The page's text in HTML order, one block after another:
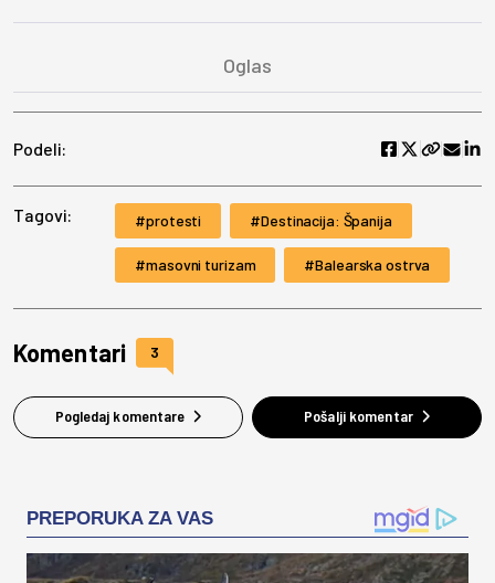
Podeli:
Tagovi: protesti Destinacija: Španija
masovni turizam Balearska ostrva
Komentari 3
Pogledaj komentare Pošalji komentar
PREPORUKA ZA VAS